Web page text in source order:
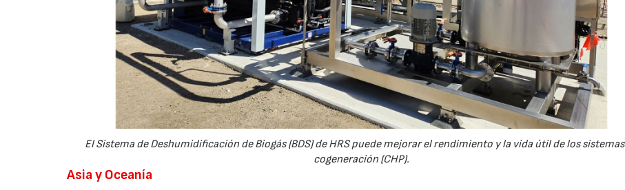
El Sistema de Deshumidificación de Biogás (BDS) de HRS puede mejorar el rendimiento y la vida útil de los
cogeneración (CHP).
Asia y Oceanía